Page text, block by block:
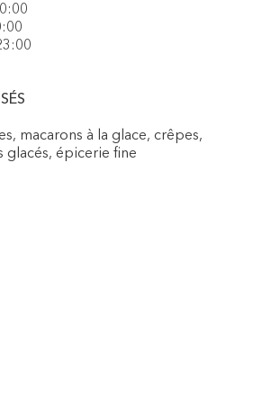
macarons à la glace, crêpes,
glacés, épicerie fine